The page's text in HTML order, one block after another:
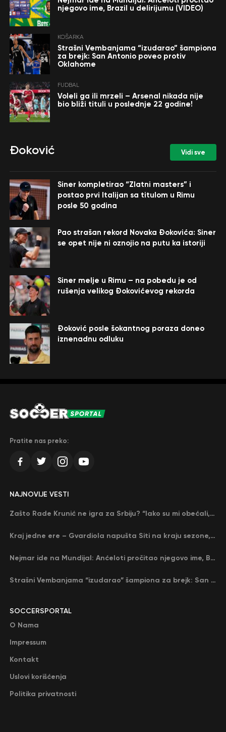
njegovo ime, Brazil u delirijumu (VIDEO)
KOŠARKA
Strašni Vembanjama “izudarao” šampiona
za brejk: San Antonio poveo protiv
Oklahome
FUDBAL
Voleli ga ili mrzeli – Arsenal nikada nije
bio bliži tituli u poslednje 22 godine!
Đoković Vidi sve
Siner kompletirao “Zlatni masters” i
postao prvi Italijan sa titulom u Rimu
posle 50 godina
Pao strašan rekord Novaka Đokovića: Siner
se opet nije ni oznojio na putu ka istoriji
Siner melje u Rimu – na pobedu je od
rušenja velikog Đokovićevog rekorda
Đoković posle šokantnog poraza doneo
iznenadnu odluku
Pratite nas preko:
SOCCERSPORTAL
O Nama
Impressum
Kontakt
Uslovi korišćenja
Politika privatnosti
NAJNOVIJE VESTI
Zašto Rade Krunić ne igra za Srbiju? “Iako su mi obećali, niko me nije zvao…”
Kraj jedne ere – Gvardiola napušta Siti na kraju sezone, menja ga njegov nekadašnji rival
Nejmar ide na Mundijal: Anćeloti pročitao njegovo ime, Brazil u delirijumu (VIDEO)
Strašni Vembanjama “izudarao” šampiona za brejk: San Antonio poveo protiv Oklahome